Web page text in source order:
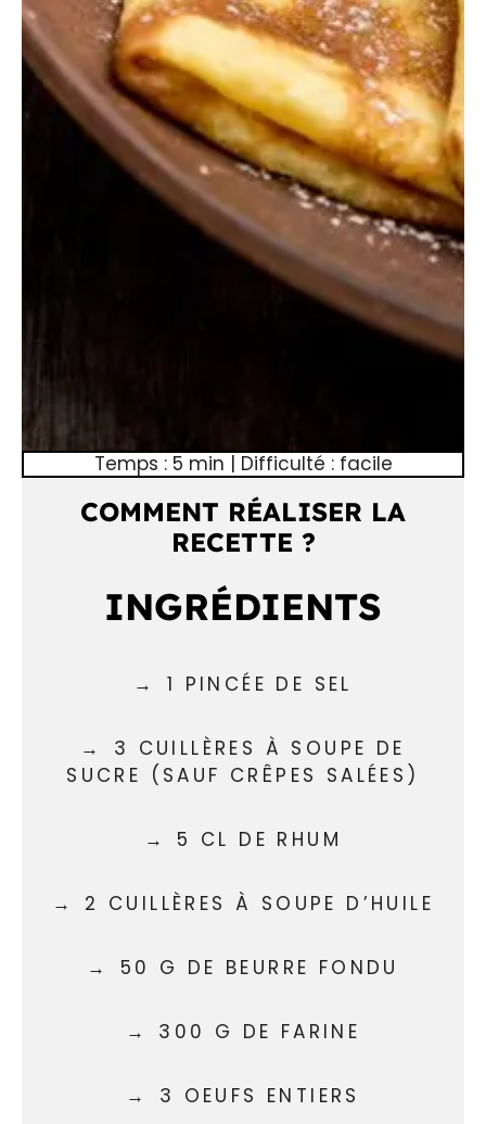
Temps : 5 min | Difficulté : facile
COMMENT RÉALISER LA
RECETTE ?
INGRÉDIENTS
1 PINCÉE DE SEL
3 CUILLÈRES À SOUPE DE
SUCRE (SAUF CRÊPES SALÉES)
5 CL DE RHUM
2 CUILLÈRES À SOUPE D’HUILE
50 G DE BEURRE FONDU
300 G DE FARINE
3 OEUFS ENTIERS